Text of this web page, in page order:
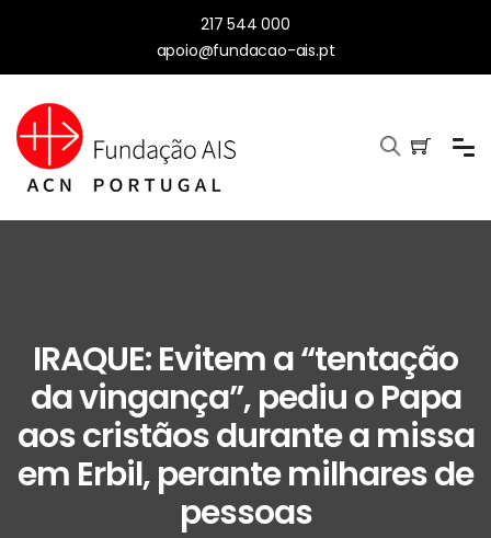
217 544 000
apoio@fundacao-ais.pt
IRAQUE: Evitem a “tentação
da vingança”, pediu o Papa
aos cristãos durante a missa
em Erbil, perante milhares de
pessoas